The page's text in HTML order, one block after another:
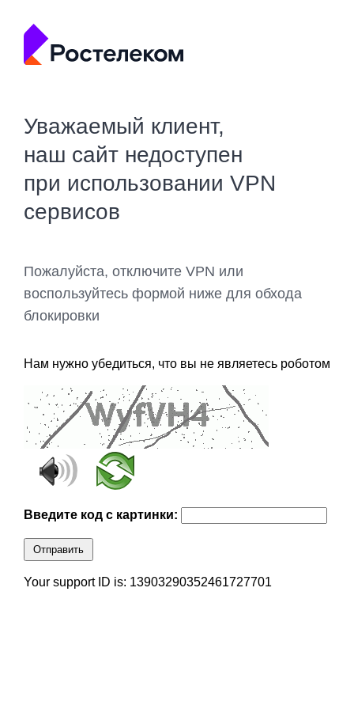
Уважаемый клиент,
наш сайт недоступен
при использовании VPN
сервисов
Пожалуйста, отключите VPN или
воспользуйтесь формой ниже для обхода
блокировки
Нам нужно убедиться, что вы не являетесь роботом
Введите код с картинки:
Отправить
Your support ID is: 13903290352461727701